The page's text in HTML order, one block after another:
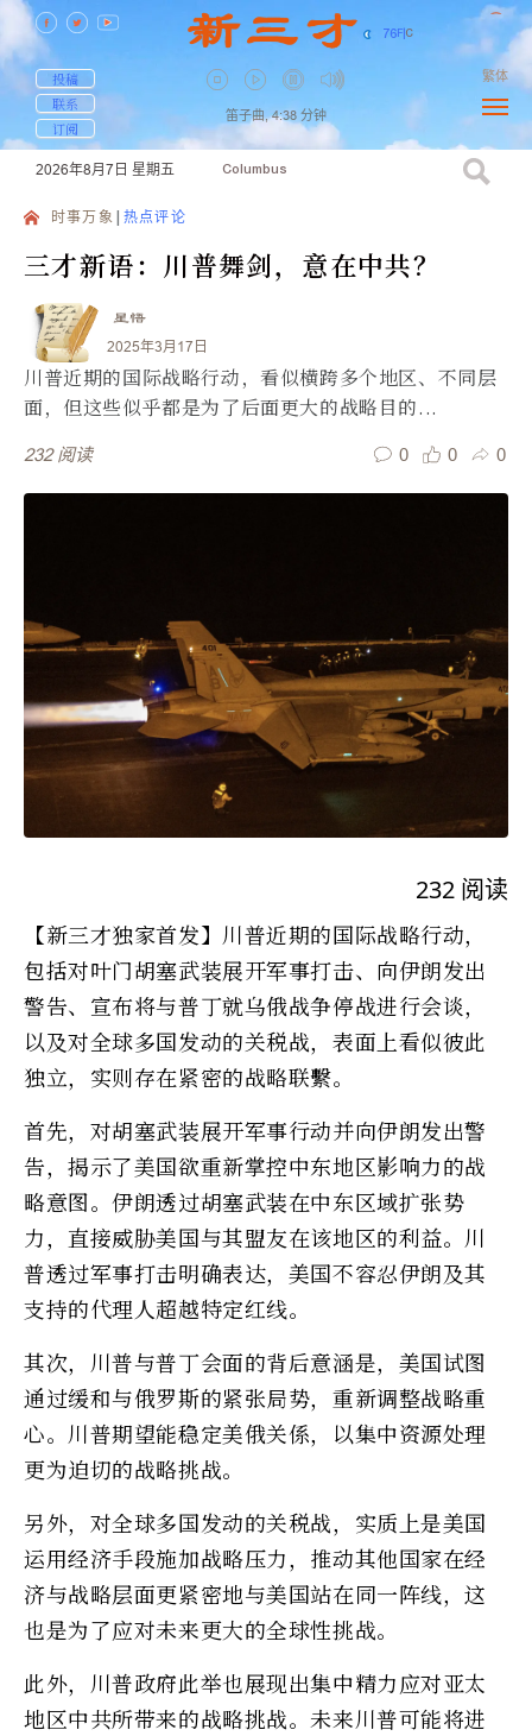
76F| C
投稿
联系
订阅
笛子曲, 4:38 分钟
繁体
2026年8月7日 星期五 Columbus
时事万象 热点评论
三才新语：川普舞剑，意在中共？
星悟
2025年3月17日
川普近期的国际战略行动，看似横跨多个地区、不同层
面，但这些似乎都是为了后面更大的战略目的...
232 阅读 0 0 0
232 阅读
【新三才独家首发】川普近期的国际战略行动，
包括对叶门胡塞武装展开军事打击、向伊朗发出
警告、宣布将与普丁就乌俄战争停战进行会谈，
以及对全球多国发动的关税战，表面上看似彼此
独立，实则存在紧密的战略联繫。
首先，对胡塞武装展开军事行动并向伊朗发出警
告，揭示了美国欲重新掌控中东地区影响力的战
略意图。伊朗透过胡塞武装在中东区域扩张势
力，直接威胁美国与其盟友在该地区的利益。川
普透过军事打击明确表达，美国不容忍伊朗及其
支持的代理人超越特定红线。
其次，川普与普丁会面的背后意涵是，美国试图
通过缓和与俄罗斯的紧张局势，重新调整战略重
心。川普期望能稳定美俄关係，以集中资源处理
更为迫切的战略挑战。
另外，对全球多国发动的关税战，实质上是美国
运用经济手段施加战略压力，推动其他国家在经
济与战略层面更紧密地与美国站在同一阵线，这
也是为了应对未来更大的全球性挑战。
此外，川普政府此举也展现出集中精力应对亚太
地区中共所带来的战略挑战。未来川普可能将进